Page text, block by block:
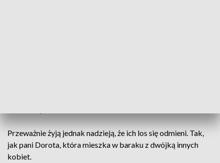
Przeważnie żyją jednak nadzieją, że ich los się odmieni. Tak,
jak pani Dorota, która mieszka w baraku z dwójką innych
kobiet.